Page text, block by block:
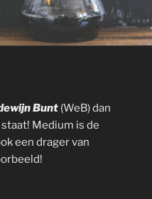
Bunt (WeB) dan
Medium is de
een drager van